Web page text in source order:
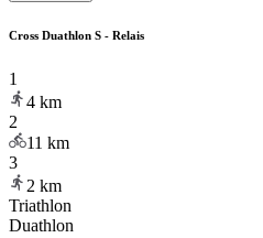
Cross Duathlon S - Relais
1
4 km
2
11 km
3
2 km
Triathlon
Duathlon